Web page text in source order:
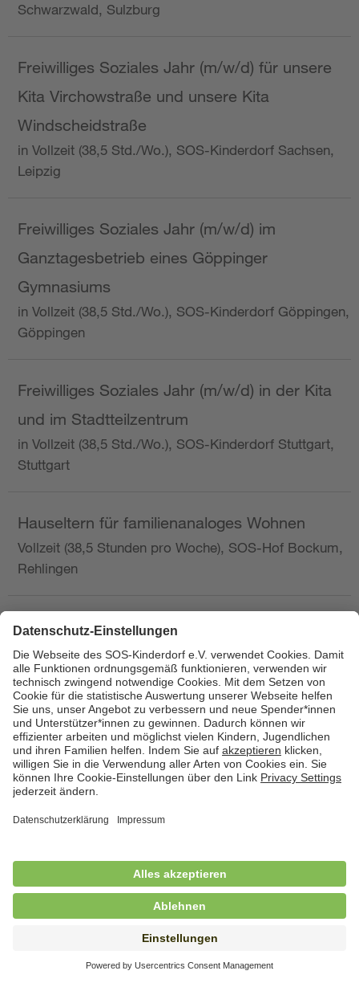
Schwarzwald, Sulzburg
Freiwilliges Soziales Jahr (m/w/d) für unsere
Kita Virchowstraße und unsere Kita
Windscheidstraße
in Vollzeit (38,5 Std./Wo.), SOS-Kinderdorf Sachsen,
Leipzig
Freiwilliges Soziales Jahr (m/w/d) im
Ganztagesbetrieb eines Göppinger
Gymnasiums
in Vollzeit (38,5 Std./Wo.), SOS-Kinderdorf Göppingen,
Göppingen
Freiwilliges Soziales Jahr (m/w/d) in der Kita
und im Stadtteilzentrum
in Vollzeit (38,5 Std./Wo.), SOS-Kinderdorf Stuttgart,
Stuttgart
Hauseltern für familienanaloges Wohnen
Vollzeit (38,5 Stunden pro Woche), SOS-Hof Bockum,
Rehlingen
Hauswirtschafterin / Köchin (m/w/d) als
Ausbilderin (m/w/d) im Bereich
Nahrungszubereitung
in Vollzeit (38,5 Std./Wo.), SOS-Kinderdorf
Saarbrücken, Saarbrücken
Hauswirtschaftskraft (m/w/d)
in Teilzeit (mind. 20 - max. 30 Std./.Wo.), SOS-
Hauswirtschaftskraft (m/w/d)
in unbefristeter Anstellung, Teilzeit (20 Std./Wo.), SOS-
Kinderdorf Dortmund, Hagen